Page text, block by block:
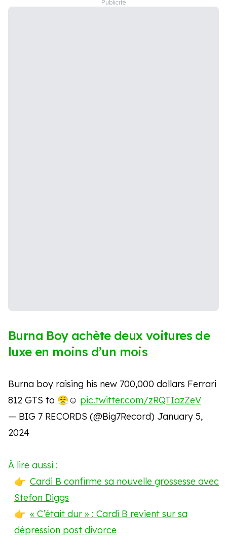
Burna Boy achète deux voitures de
luxe en moins d’un mois
Burna boy raising his new 700,000 dollars Ferrari
812 GTS to 😤☺️ pic.twitter.com/zRQTIazZeV
— BIG 7 RECORDS (@Big7Record) January 5,
2024
À lire aussi :
Cardi B confirme sa nouvelle grossesse avec
Stefon Diggs
« C’était dur » : Cardi B revient sur sa
dépression post divorce